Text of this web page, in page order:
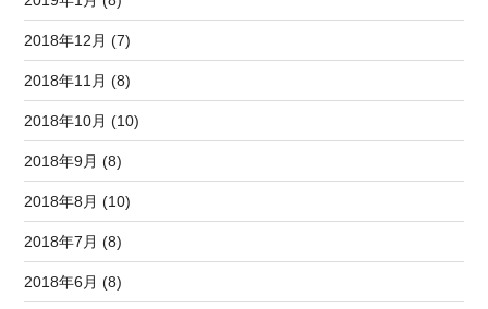
2018年12月 (7)
2018年11月 (8)
2018年10月 (10)
2018年9月 (8)
2018年8月 (10)
2018年7月 (8)
2018年6月 (8)